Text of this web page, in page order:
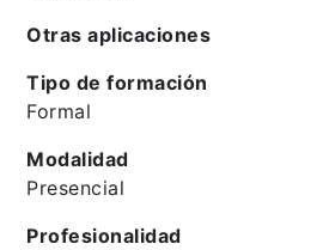
Otras aplicaciones
Tipo de formación
Formal
Modalidad
Presencial
Profesionalidad